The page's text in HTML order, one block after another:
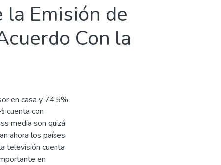
la Emisión de
Con la
en casa y 74,5%
cuenta con
media son quizá
ahora los países
televisión cuenta
en